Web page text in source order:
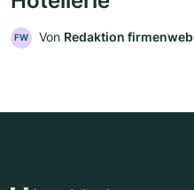
FW Von Redaktion